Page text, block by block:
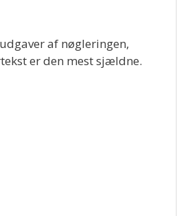
af nøgleringen,
er den mest sjældne.